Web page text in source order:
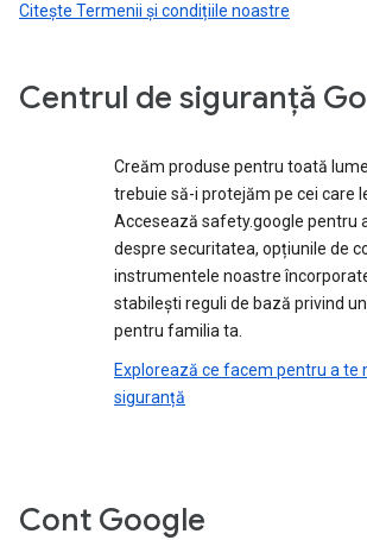
Citește Termenii și condițiile noastre
Centrul de siguranță
Creăm produse pentru toată
trebuie să-i protejăm pe cei care
Accesează safety.google pentru
despre securitatea, opțiunile de
instrumentele noastre
stabilești reguli de bază privind
pentru familia ta.
Explorează ce facem pentru a te
siguranță
Cont Google